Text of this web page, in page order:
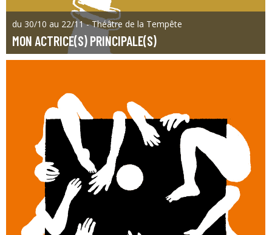
du 30/10 au 22/11 - Théâtre de la Tempête
MON ACTRICE(S) PRINCIPALE(S)